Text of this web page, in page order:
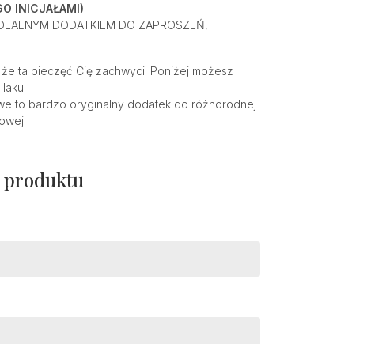
INICJAŁAMI)
DODATKIEM DO ZAPROSZEŃ,
ta pieczęć Cię zachwyci. Poniżej możesz
to bardzo oryginalny dodatek do różnorodnej
produktu